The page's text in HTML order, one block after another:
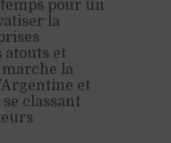
pour un
la
atouts et
la
et
classant